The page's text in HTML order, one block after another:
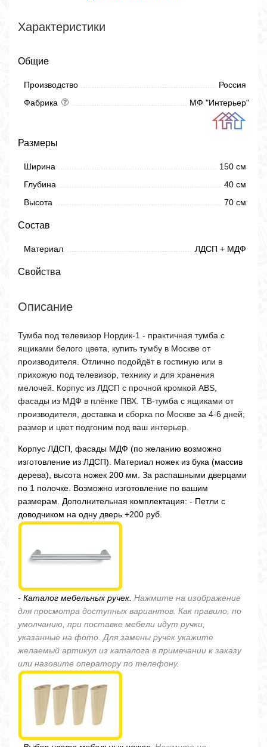
Характеристики
Общие
Производство
Россия
Фабрика
МФ "Интерьер"
Размеры
Ширина
150 см
Глубина
40 см
Высота
70 см
Состав
Материал ЛДСП + МДФ
Свойства
Описание
Тумба под телевизор Нордик-1 - практичная тумба с
ящиками белого цвета, купить тумбу в Москве от
производителя. Отлично подойдёт в гостиную или в
прихожую под телевизор, технику и для хранения
мелочей. Корпус из ЛДСП с прочной кромкой ABS,
фасады из МДФ в плёнке ПВХ. ТВ-тумба с ящиками от
производителя, доставка и сборка по Москве за 4-6 дней;
размер и цвет подгоним под ваш интерьер.
Корпус ЛДСП, фасады МДФ (по желанию возможно
изготовление из ЛДСП). Материал ножек из бука (массив
дерева), высота ножек 200 мм. За распашными дверцами
по 1 полочке. Возможно изготовление по вашим
размерам. Дополнительная комплектация: - Петли с
доводчиком на одну дверь +200 руб.
- Каталог мебельных ручек. Нажмите на изображение
для просмотра доступных вариантов. Как правило, по
умолчанию, при поставке мебели идут ручки,
указанные на фото. Для замены ручек укажите
желаемый артикул из каталога в примечании к заказу
или назовите оператору по телефону.